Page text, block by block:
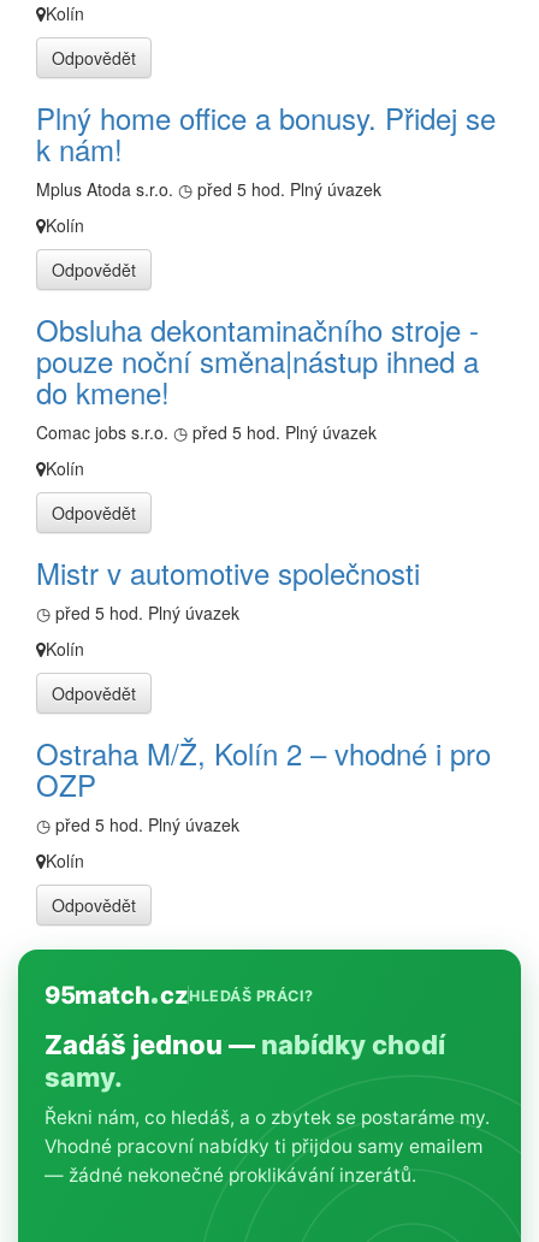
Kolín
Odpovědět
Plný home office a bonusy. Přidej se
k nám!
Mplus Atoda s.r.o. ◷ před 5 hod. Plný úvazek
Kolín
Odpovědět
Obsluha dekontaminačního stroje -
pouze noční směna|nástup ihned a
do kmene!
Comac jobs s.r.o. ◷ před 5 hod. Plný úvazek
Kolín
Odpovědět
Mistr v automotive společnosti
◷ před 5 hod. Plný úvazek
Kolín
Odpovědět
Ostraha M/Ž, Kolín 2 – vhodné i pro
OZP
◷ před 5 hod. Plný úvazek
Kolín
Odpovědět
95match czHLEDÁŠ PRÁCI?
Zadáš jednou — nabídky chodí
samy.
Řekni nám, co hledáš, a o zbytek se postaráme my.
Vhodné pracovní nabídky ti přijdou samy emailem
— žádné nekonečné proklikávání inzerátů.